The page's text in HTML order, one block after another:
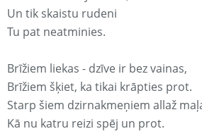
Un tik skaistu rudeni
Tu pat neatminies.
Brīžiem liekas - dzīve ir bez vainas,
Brīžiem šķiet, ka tikai krāpties prot.
Starp šiem dzirnakmeņiem allaž
Kā nu katru reizi spēj un prot.